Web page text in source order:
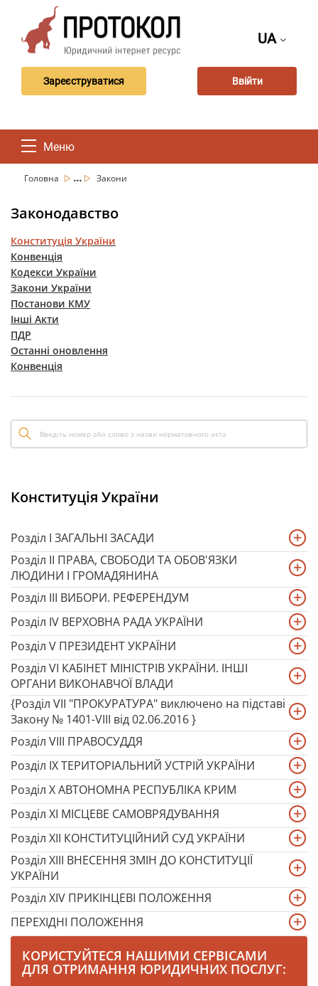
UA
Зареєструватися Ввійти
Меню
Головна ... Закони
Законодавство
Конституція України
Конвенція
Кодекси України
Закони України
Постанови КМУ
Інші Акти
ПДР
Останні оновлення
Конвенція
Конституція України
Розділ I ЗАГАЛЬНІ ЗАСАДИ
Розділ II ПРАВА, СВОБОДИ ТА ОБОВ'ЯЗКИ
ЛЮДИНИ І ГРОМАДЯНИНА
Розділ III ВИБОРИ. РЕФЕРЕНДУМ
Розділ IV ВЕРХОВНА РАДА УКРАЇНИ
Розділ V ПРЕЗИДЕНТ УКРАЇНИ
Розділ VI КАБІНЕТ МІНІСТРІВ УКРАЇНИ. ІНШІ
ОРГАНИ ВИКОНАВЧОЇ ВЛАДИ
{Розділ VII "ПРОКУРАТУРА" виключено на підставі
Закону № 1401-VIII від 02.06.2016 }
Розділ VIII ПРАВОСУДДЯ
Розділ IX ТЕРИТОРІАЛЬНИЙ УСТРІЙ УКРАЇНИ
Розділ X АВТОНОМНА РЕСПУБЛІКА КРИМ
Розділ XI МІСЦЕВЕ САМОВРЯДУВАННЯ
Розділ XII КОНСТИТУЦІЙНИЙ СУД УКРАЇНИ
Розділ XIII ВНЕСЕННЯ ЗМІН ДО КОНСТИТУЦІЇ
УКРАЇНИ
Розділ XIV ПРИКІНЦЕВІ ПОЛОЖЕННЯ
ПЕРЕХІДНІ ПОЛОЖЕННЯ
КОРИСТУЙТЕСЯ НАШИМИ СЕРВІСАМИ
ДЛЯ ОТРИМАННЯ ЮРИДИЧНИХ ПОСЛУГ: